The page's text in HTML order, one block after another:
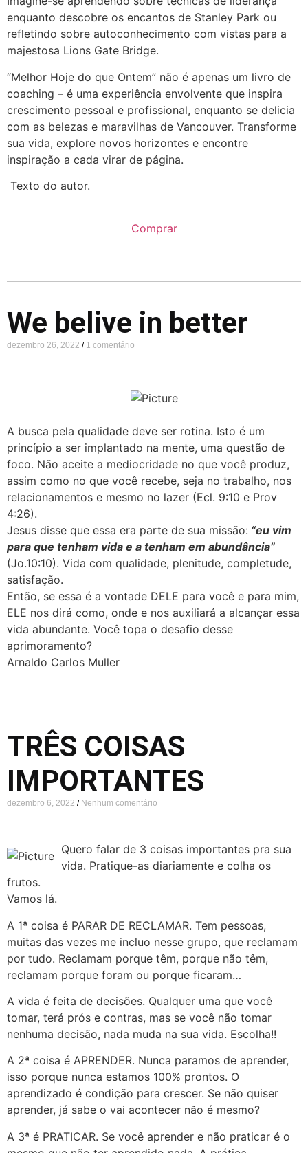
enquanto descobre os encantos de Stanley Park ou
refletindo sobre autoconhecimento com vistas para a
majestosa Lions Gate Bridge.
“Melhor Hoje do que Ontem” não é apenas um livro de
coaching – é uma experiência envolvente que inspira
crescimento pessoal e profissional, enquanto se delicia
com as belezas e maravilhas de Vancouver. Transforme
sua vida, explore novos horizontes e encontre
inspiração a cada virar de página.
Texto do autor.
Comprar
We belive in better
dezembro 26, 2022 1 comentário
A busca pela qualidade deve ser rotina. Isto é um
princípio a ser implantado na mente, uma questão de
foco. Não aceite a mediocridade no que você produz,
assim como no que você recebe, seja no trabalho, nos
relacionamentos e mesmo no lazer (Ecl. 9:10 e Prov
4:26).
Jesus disse que essa era parte de sua missão: “eu vim
para que tenham vida e a tenham em abundância”
(Jo.10:10). Vida com qualidade, plenitude, completude,
satisfação.
​Então, se essa é a vontade DELE para você e para mim,
ELE nos dirá como, onde e nos auxiliará a alcançar essa
vida abundante. Você topa o desafio desse
aprimoramento?
Arnaldo Carlos Muller
TRÊS COISAS
IMPORTANTES
dezembro 6, 2022 Nenhum comentário
Quero falar de 3 coisas importantes pra sua
vida. Pratique-as diariamente e colha os
frutos.
Vamos lá.
A 1ª coisa é PARAR DE RECLAMAR. Tem pessoas,
muitas das vezes me incluo nesse grupo, que reclamam
por tudo. Reclamam porque têm, porque não têm,
reclamam porque foram ou porque ficaram…
A vida é feita de decisões. Qualquer uma que você
tomar, terá prós e contras, mas se você não tomar
nenhuma decisão, nada muda na sua vida. Escolha!!
A 2ª coisa é APRENDER. Nunca paramos de aprender,
isso porque nunca estamos 100% prontos. O
aprendizado é condição para crescer. Se não quiser
aprender, já sabe o vai acontecer não é mesmo?
A 3ª é PRATICAR. Se você aprender e não praticar é o